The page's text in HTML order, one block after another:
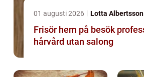
01 augusti 2026 Lotta Albertsson
Frisör hem på besök professionell
hårvård utan salong